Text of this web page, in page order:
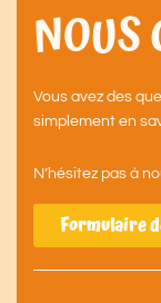
NOUS
Vous avez des
simplement en
N’hésitez pas à
Formulaire